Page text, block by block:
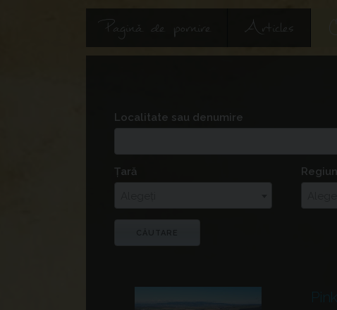
Pagină de pornire Articles
Localitate sau denumire
Țară